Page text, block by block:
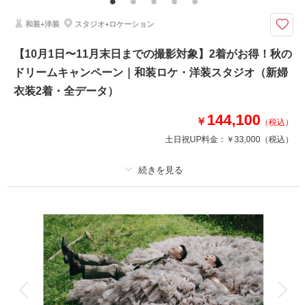
衣装を妥協したくないおふたりに。撮影に必要なもの全てセットになった安
心パッケージプラン。本格スタジオでの撮影を限定価格でご案内。
＜含まれるもの＞
・全データ（基本補正付）
・新婦衣装2着（ランクアップフリー）
相談予約する
来店・オンライン
撮影日の空き
を確認する
和装+洋装 スタジオ+ロケーション
【10月1日〜11月末日までの撮影対象】2着がお得！秋の
ドリームキャンペーン｜和装ロケ・洋装スタジオ（新婦
衣装2着・全データ）
￥ 144,100 （税込）
土日祝UP料金： ￥33,000 （税込）
撮影料 新婦衣装2着 新郎衣装2着
着付け ヘアメイク 小物一式
アルバム データ 150 カット 台紙付写真
衣装追加 会食 挙式
家族と撮影 家族用衣装レンタル ペットと撮影